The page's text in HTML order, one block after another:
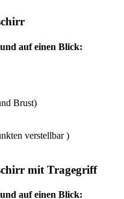
auf einen Blick:
Brust)
verstellbar )
mit Tragegriff
auf einen Blick: